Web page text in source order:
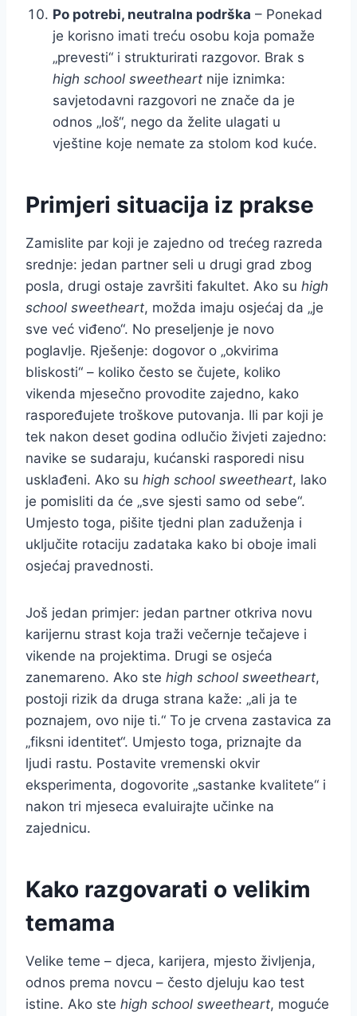
Po potrebi, neutralna podrška – Ponekad
je korisno imati treću osobu koja pomaže
„prevesti“ i strukturirati razgovor. Brak s
high school sweetheart nije iznimka:
savjetodavni razgovori ne znače da je
odnos „loš“, nego da želite ulagati u
vještine koje nemate za stolom kod kuće.
Primjeri situacija iz prakse
Zamislite par koji je zajedno od trećeg razreda
srednje: jedan partner seli u drugi grad zbog
posla, drugi ostaje završiti fakultet. Ako su high
school sweetheart, možda imaju osjećaj da „je
sve već viđeno“. No preseljenje je novo
poglavlje. Rješenje: dogovor o „okvirima
bliskosti“ – koliko često se čujete, koliko
vikenda mjesečno provodite zajedno, kako
raspoređujete troškove putovanja. Ili par koji je
tek nakon deset godina odlučio živjeti zajedno:
navike se sudaraju, kućanski rasporedi nisu
usklađeni. Ako su high school sweetheart, lako
je pomisliti da će „sve sjesti samo od sebe“.
Umjesto toga, pišite tjedni plan zaduženja i
uključite rotaciju zadataka kako bi oboje imali
osjećaj pravednosti.
Još jedan primjer: jedan partner otkriva novu
karijernu strast koja traži večernje tečajeve i
vikende na projektima. Drugi se osjeća
zanemareno. Ako ste high school sweetheart,
postoji rizik da druga strana kaže: „ali ja te
poznajem, ovo nije ti.“ To je crvena zastavica za
„fiksni identitet“. Umjesto toga, priznajte da
ljudi rastu. Postavite vremenski okvir
eksperimenta, dogovorite „sastanke kvalitete“ i
nakon tri mjeseca evaluirajte učinke na
zajednicu.
Kako razgovarati o velikim
temama
Velike teme – djeca, karijera, mjesto življenja,
odnos prema novcu – često djeluju kao test
istine. Ako ste high school sweetheart, moguće